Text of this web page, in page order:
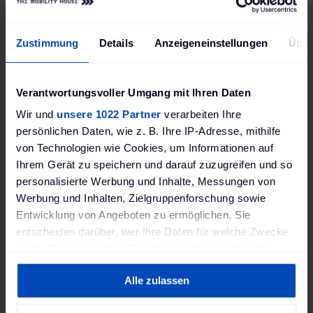
Zustimmung Details Anzeigeneinstellungen
Verantwortungsvoller Umgang mit Ihren Daten
Wir und unsere 1022 Partner verarbeiten Ihre
persönlichen Daten, wie z. B. Ihre IP-Adresse, mithilfe
von Technologien wie Cookies, um Informationen auf
Ihrem Gerät zu speichern und darauf zuzugreifen und so
personalisierte Werbung und Inhalte, Messungen von
Werbung und Inhalten, Zielgruppenforschung sowie
Entwicklung von Angeboten zu ermöglichen. Sie
entscheiden darüber, wer Ihre Daten für welche Zwecke
Cookie-Erklärung oder durch Klicken auf das Privacy
Trigger Symbol ändern oder widerrufen
Alle zulassen
Abonnez-vous à notre
newsletter :
Offres de réduction et nouveaux produits
Tendances et nouveaux développements
dans le secteur de l'énergie
Conseils sur le chargement des véhicules
électriques